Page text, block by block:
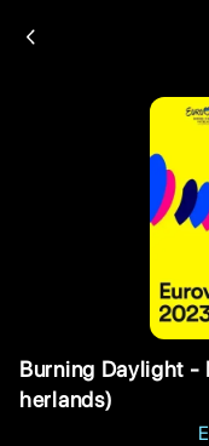
Burning Daylight -
herlands)